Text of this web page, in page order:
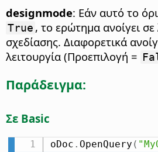
designmode: Εάν αυτό το
True , το ερώτημα ανοίγει σε
σχεδίασης. Διαφορετικά
λειτουργία (Προεπιλογή =
Παράδειγμα:
Σε Basic
oDoc . OpenQuery (